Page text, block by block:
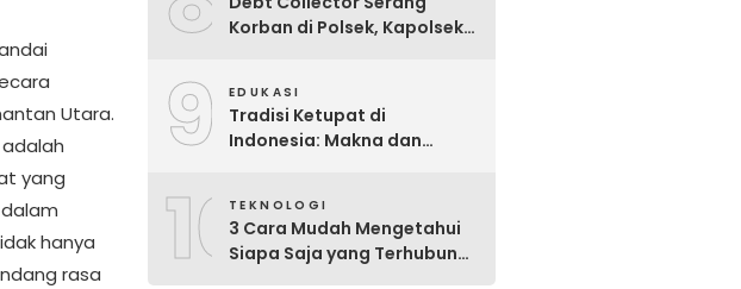
Utara.
yang
hanya
rasa
Korban di Polsek, Kapolsek
9 EDUKASI
Tradisi Ketupat di
Indonesia: Makna dan
10TEKNOLOGI
3 Cara Mudah Mengetahui
Siapa Saja yang Terhubung